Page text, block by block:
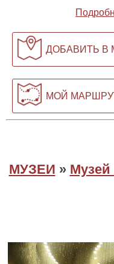
ДОБАВИТЬ В
МОЙ
МУЗЕИ »